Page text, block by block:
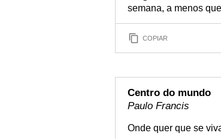
semana, a menos
COPIAR
Centro do mundo
Paulo Francis
Onde quer que se